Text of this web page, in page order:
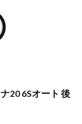
20 6Sオート 後